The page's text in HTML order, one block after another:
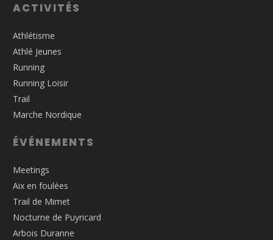
ACTIVITÉS
Athlétisme
Athlé Jeunes
Running
Running Loisir
Trail
Marche Nordique
ÉVÉNEMENTS
Meetings
Aix en foulées
Trail de Mimet
Nocturne de Puyricard
Arbois Duranne